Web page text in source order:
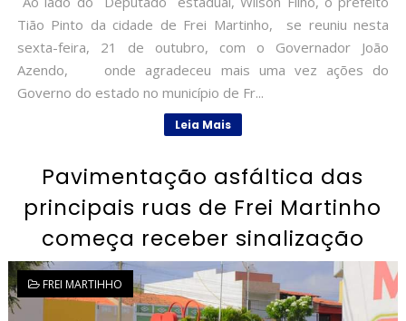
Tião Pinto da cidade de Frei Martinho, se reuniu nesta
sexta-feira, 21 de outubro, com o Governador João
Azendo, onde agradeceu mais uma vez ações do
Governo do estado no município de Fr...
Leia Mais
Pavimentação asfáltica das
principais ruas de Frei Martinho
começa receber sinalização
FREI MARTIHHO